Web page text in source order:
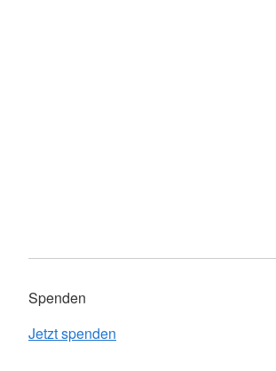
Spenden
Jetzt spenden